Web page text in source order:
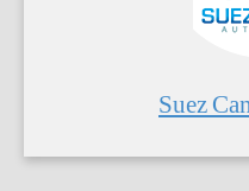
Suez